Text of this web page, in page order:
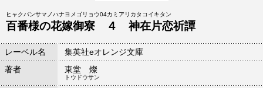
ヒャクバンサマノハナヨメゴリョウ04カミアリカタコイキタン
百番様の花嫁御寮 ４ 神在片恋祈譚
レーベル名
集英社eオレンジ文庫
著者
東堂 燦
トウドウサン